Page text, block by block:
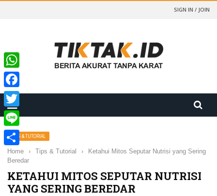
SIGN IN / JOIN
TIPS & TUTORIAL
Home › Tips & Tutorial ›
Ketahui Mitos Seputar Nutrisi yang Sering
Beredar
KETAHUI MITOS SEPUTAR NUTRISI
YANG SERING BEREDAR
WhatsApp
Facebook
Twitter
Line
Share